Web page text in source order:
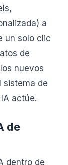
a
un solo clic
de
nuevos
sistema de
actúe.
de
dentro de